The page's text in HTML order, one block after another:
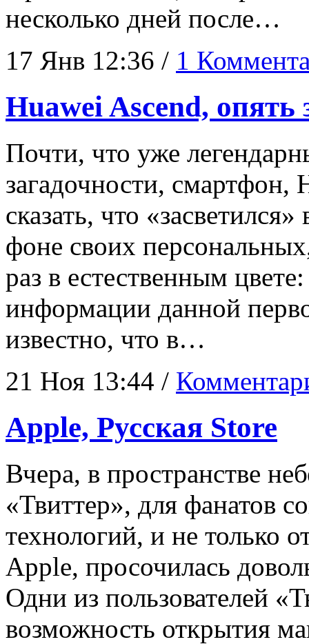
несколько дней после…
17 Янв 12:36 / 1
Huawei Ascend, опять
Почти, что уже
загадочности,
сказать, что
фоне своих
раз в естественным
информации данной
известно, что в…
21 Ноя 13:44 /
Apple, Русская Store
Вчера, в пространстве
«Твиттер», для фанатов
технологий, и не только
Apple, просочилась
Одни из пользователей
возможность открытия